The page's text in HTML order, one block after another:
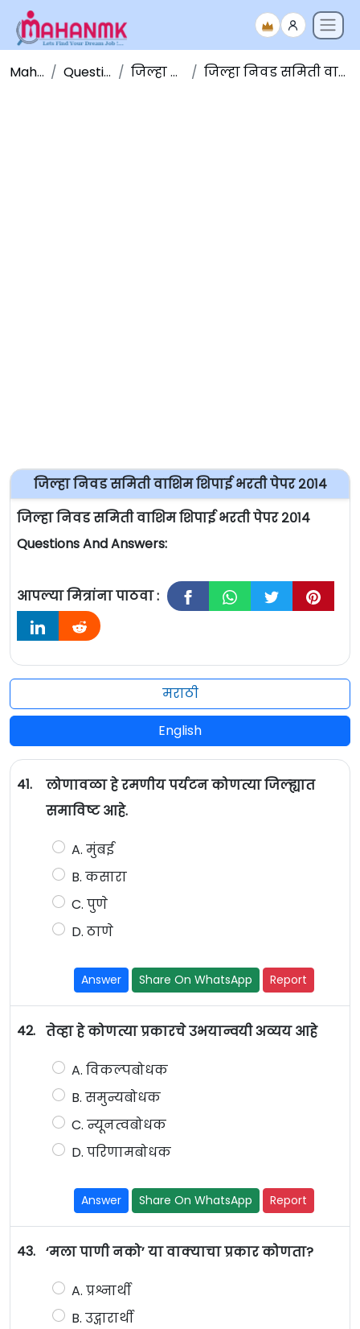
Maha NMK Question Papers जिल्हा निवड समिती जिल्हा निवड समिती वाशिम शिपाई भरती पेपर २०१४
जिल्हा निवड समिती वाशिम शिपाई भरती पेपर २०१४
जिल्हा निवड समिती वाशिम शिपाई भरती पेपर २०१४
Questions And Answers:
आपल्या मित्रांना पाठवा :
मराठी
English
41.
लोणावळा हे रमणीय पर्यटन कोणत्या जिल्ह्यात
समाविष्ट आहे.
A. मुंबई
B. कसारा
C. पुणे
D. ठाणे
Answer Share On WhatsApp Report
42. तेव्हा हे कोणत्या प्रकारचे उभयान्वयी अव्यय आहे
A. विकल्पबोधक
B. समुन्यबोधक
C. न्यूनत्वबोधक
D. परिणामबोधक
Answer Share On WhatsApp Report
43. ‘मला पाणी नको’ या वाक्याचा प्रकार कोणता?
A. प्रश्नार्थी
B. उद्गारार्थी